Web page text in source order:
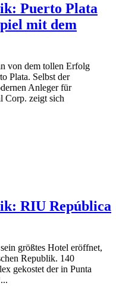
Puerto Plata
mit dem
von dem tollen Erfolg
Plata. Selbst der
Anleger für
Corp. zeigt sich
RIU República
größtes Hotel eröffnet,
Republik. 140
gekostet der in Punta